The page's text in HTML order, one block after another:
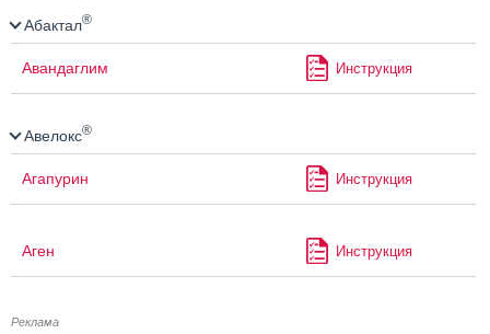
Абактал®
Авандаглим Инструкция
Авелокс®
Агапурин Инструкция
Аген Инструкция
Реклама